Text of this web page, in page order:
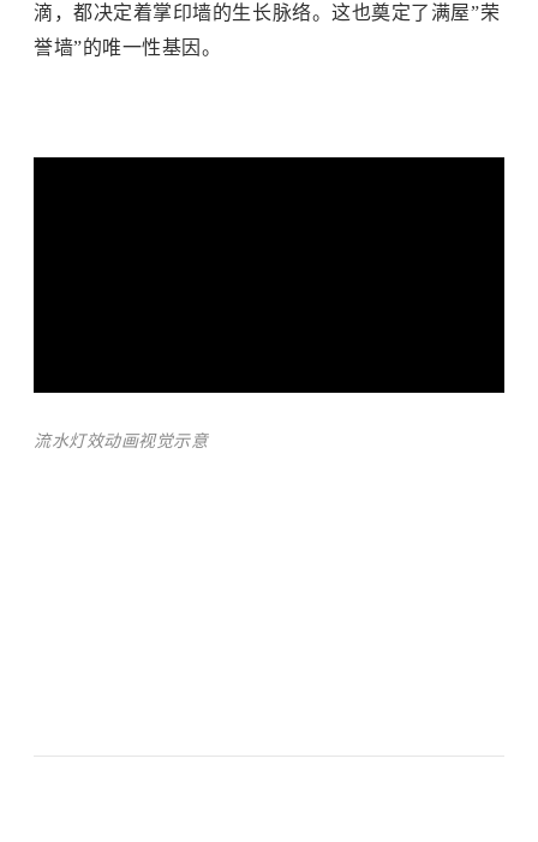
滴，都决定着掌印墙的生长脉络。这也奠定了满屋”荣
誉墙”的唯一性基因。
流水灯效动画视觉示意